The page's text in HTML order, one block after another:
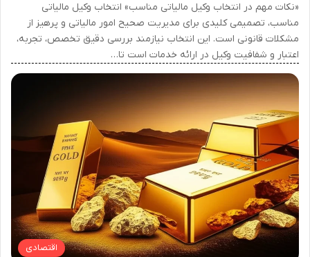
«نکات مهم در انتخاب وکیل مالیاتی مناسب» انتخاب وکیل مالیاتی
مناسب، تصمیمی کلیدی برای مدیریت صحیح امور مالیاتی و پرهیز از
مشکلات قانونی است. این انتخاب نیازمند بررسی دقیق تخصص، تجربه،
اعتبار و شفافیت وکیل در ارائه خدمات است تا…
اقتصادی